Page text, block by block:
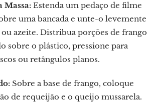
Massa: Estenda um pedaço de filme
uma bancada e unte-o levemente
azeite. Distribua porções de frango
sobre o plástico, pressione para
ou retângulos planos.
Sobre a base de frango, coloque
de requeijão e o queijo mussarela.